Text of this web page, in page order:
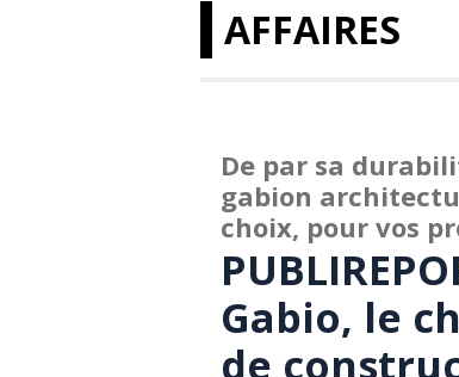
AFFAIRES
De par sa
gabion
choix, pour vos
Gabio, le
de